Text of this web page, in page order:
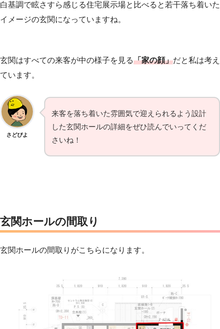
白基調で眩さすら感じる住宅展示場と比べると若干落ち着いた
イメージの玄関になっていますね。
玄関はすべての来客が中の様子を見る「家の顔」だと私は考え
ています。
さどぴよ
来客を落ち着いた雰囲気で迎えられるよう設計
した玄関ホールの詳細をぜひ読んでいってくだ
さいね！
玄関ホールの間取り
玄関ホールの間取りがこちらになります。